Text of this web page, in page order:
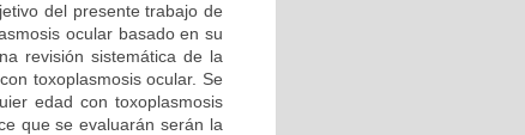
del presente trabajo de
ocular basado en su
revisión sistemática de la
toxoplasmosis ocular. Se
edad con toxoplasmosis
que se evaluarán serán la